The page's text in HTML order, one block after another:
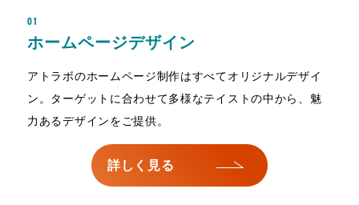
01
ホームページデザイン
アトラボのホームページ制作はすべてオリジナルデザイ
ン。ターゲットに合わせて多様なテイストの中から、魅
力あるデザインをご提供。
詳しく見る